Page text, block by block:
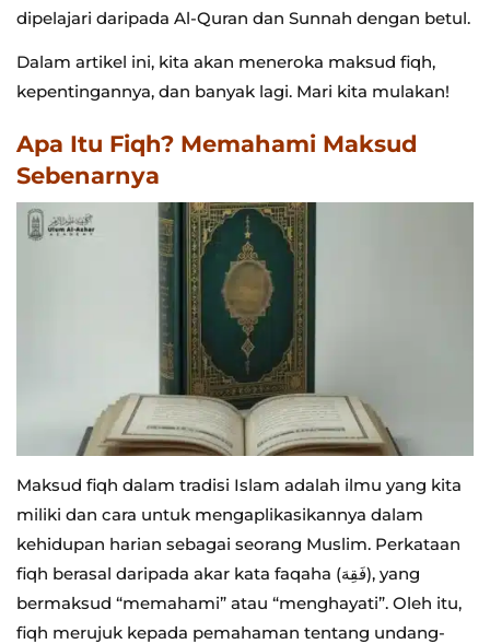
dipelajari daripada Al-Quran dan Sunnah dengan betul.
Dalam artikel ini, kita akan meneroka maksud fiqh,
kepentingannya, dan banyak lagi. Mari kita mulakan!
Apa Itu Fiqh? Memahami Maksud
Sebenarnya
Maksud fiqh dalam tradisi Islam adalah ilmu yang kita
miliki dan cara untuk mengaplikasikannya dalam
kehidupan harian sebagai seorang Muslim. Perkataan
fiqh berasal daripada akar kata faqaha (فَقِهَ), yang
bermaksud “memahami” atau “menghayati”. Oleh itu,
fiqh merujuk kepada pemahaman tentang undang-